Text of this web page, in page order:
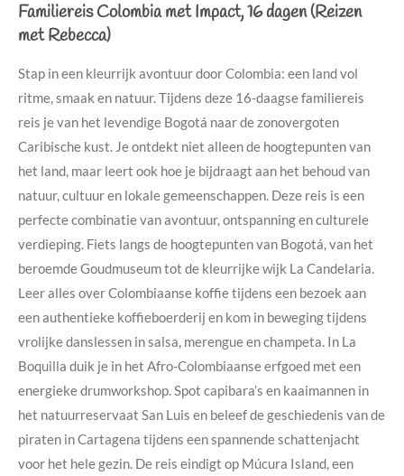
Familiereis Colombia met Impact, 16 dagen (Reizen
met Rebecca)
Stap in een kleurrijk avontuur door Colombia: een land vol
ritme, smaak en natuur. Tijdens deze 16-daagse familiereis
reis je van het levendige Bogotá naar de zonovergoten
Caribische kust. Je ontdekt niet alleen de hoogtepunten van
het land, maar leert ook hoe je bijdraagt aan het behoud van
natuur, cultuur en lokale gemeenschappen. Deze reis is een
perfecte combinatie van avontuur, ontspanning en culturele
verdieping. Fiets langs de hoogtepunten van Bogotá, van het
beroemde Goudmuseum tot de kleurrijke wijk La Candelaria.
Leer alles over Colombiaanse koffie tijdens een bezoek aan
een authentieke koffieboerderij en kom in beweging tijdens
vrolijke danslessen in salsa, merengue en champeta. In La
Boquilla duik je in het Afro-Colombiaanse erfgoed met een
energieke drumworkshop. Spot capibara’s en kaaimannen in
het natuurreservaat San Luis en beleef de geschiedenis van de
piraten in Cartagena tijdens een spannende schattenjacht
voor het hele gezin. De reis eindigt op Múcura Island, een